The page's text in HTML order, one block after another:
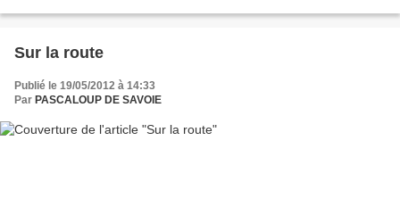
Sur la route
Publié le 19/05/2012 à 14:33
Par PASCALOUP DE SAVOIE